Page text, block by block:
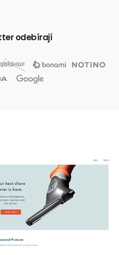
odebírají